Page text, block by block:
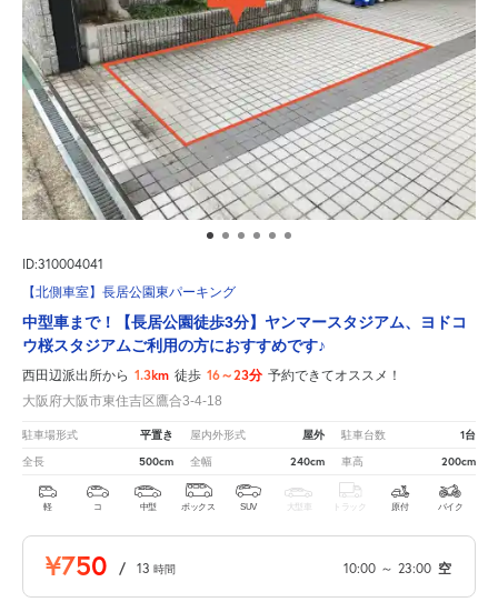
ID:310004041
【北側車室】長居公園東パーキング
中型車まで！【長居公園徒歩3分】ヤンマースタジアム、ヨドコ
ウ桜スタジアムご利用の方におすすめです♪
西田辺派出所から 1.3km 徒歩 16～23分 予約できてオススメ！
大阪府大阪市東住吉区鷹合3-4-18
駐車場形式 平置き 屋内外形式 屋外 駐車台数 1台
全長 500cm 全幅 240cm 車高 200cm
軽 コ 中型 ボックス SUV 大型車 トラック 原付 バイク
¥750 / 13 時間 10:00 ～ 23:00 空